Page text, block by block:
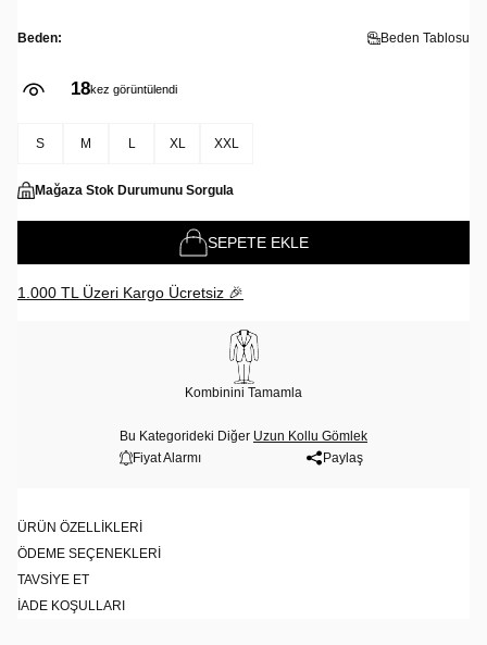
Beden: Beden Tablosu
18kez görüntülendi
S M L XL XXL
Mağaza Stok Durumunu Sorgula
SEPETE EKLE
1.000 TL Üzeri Kargo Ücretsiz 🎉
Kombinini Tamamla
Bu Kategorideki Diğer Uzun Kollu Gömlek
Fiyat Alarmı
Paylaş
ÜRÜN ÖZELLIKLERI
ÖDEME SEÇENEKLERI
TAVSIYE ET
İADE KOŞULLARI